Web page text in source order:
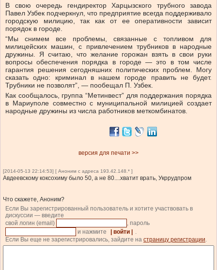
В свою очередь гендиректор Харцызского трубного завода
Павел Узбек подчеркнул, что предприятие всегда поддерживало
городскую милицию, так как от ее оперативности зависит
порядок в городе.
“Мы снимем все проблемы, связанные с топливом для
милицейских машин, с привлечением трубников в народные
дружины. Я считаю, что желание горожан взять в свои руки
вопросы обеспечения порядка в городе — это в том числе
гарантия решения сегодняшних политических проблем. Могу
сказать одно: криминал в нашем городе править не будет.
Трубники не позволят”, — пообещал П. Узбек.
Как сообщалось, группа “Метинвест” для поддержания порядка
в Мариуполе совместно с муниципальной милицией создает
народные дружины из числа работников меткомбинатов.
версия для печати >>
[2014-05-13 22:14:53] [ Аноним с адреса 193.42.148.* ]
Авдеевскому коксохиму было 50, а не 80....хватит врать, Укррудпром
Что скажете, Аноним?
Если Вы зарегистрированный пользователь и хотите участвовать в
дискуссии — введите
свой логин (email)
, пароль
и нажмите
| войти |
.
Если Вы еще не зарегистрировались, зайдите на страницу регистрации.